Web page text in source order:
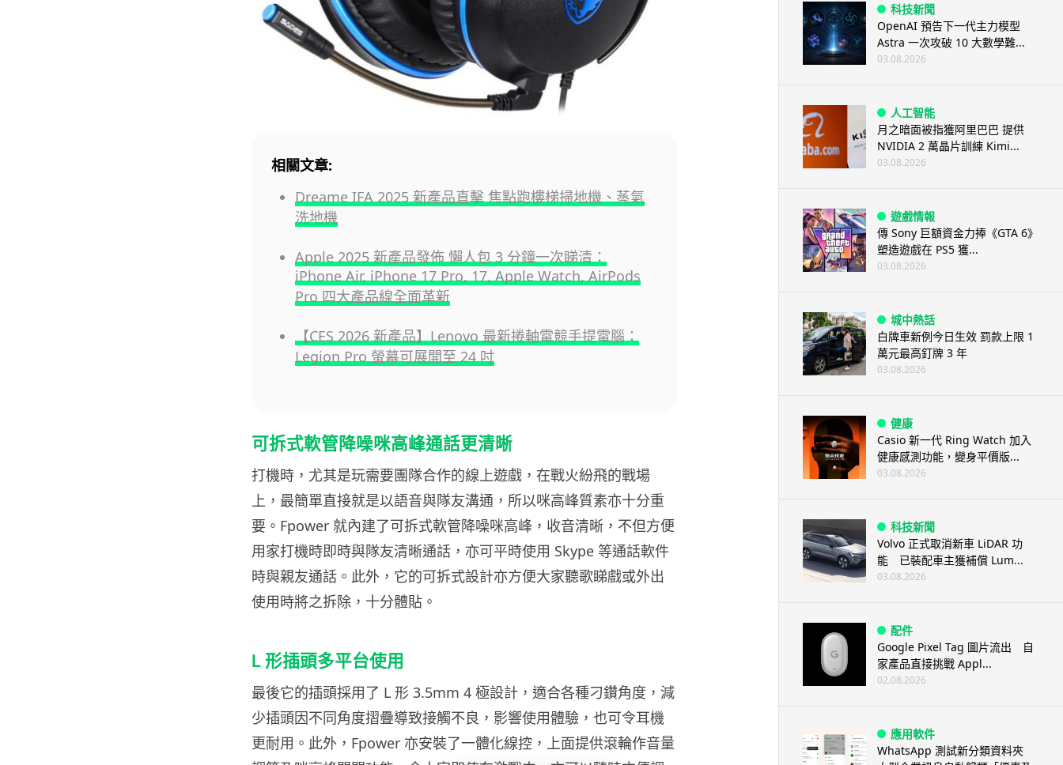
相關文章:
Dreame IFA 2025 新產品直擊 焦點跑樓梯掃地機、蒸氣
洗地機
Apple 2025 新產品發佈 懶人包 3 分鐘一次睇清：
iPhone Air, iPhone 17 Pro, 17, Apple Watch, AirPods
Pro 四大產品線全面革新
【CES 2026 新產品】Lenovo 最新捲軸電競手提電腦：
Legion Pro 螢幕可展開至 24 吋
可拆式軟管降噪咪高峰通話更清晰
打機時，尤其是玩需要團隊合作的線上遊戲，在戰火紛飛的戰場
上，最簡單直接就是以語音與隊友溝通，所以咪高峰質素亦十分重
要。Fpower 就內建了可拆式軟管降噪咪高峰，收音清晰，不但方便
用家打機時即時與隊友清晰通話，亦可平時使用 Skype 等通話軟件
時與親友通話。此外，它的可拆式設計亦方便大家聽歌睇戲或外出
使用時將之拆除，十分體貼。
L 形插頭多平台使用
最後它的插頭採用了 L 形 3.5mm 4 極設計，適合各種刁鑽角度，減
少插頭因不同角度摺疊導致接觸不良，影響使用體驗，也可令耳機
更耐用。此外，Fpower 亦安裝了一體化線控，上面提供滾輪作音量
科技新聞
OpenAI 預告下一代主力模型
Astra 一次攻破 10 大數學難...
03.08.2026
人工智能
月之暗面被指獲阿里巴巴 提供
NVIDIA 2 萬晶片訓練 Kimi...
03.08.2026
遊戲情報
傳 Sony 巨額資金力捧《GTA 6》
塑造遊戲在 PS5 獲...
03.08.2026
城中熱話
白牌車新例今日生效 罰款上限 1
萬元最高釘牌 3 年
03.08.2026
健康
Casio 新一代 Ring Watch 加入
健康感測功能，變身平價版...
03.08.2026
科技新聞
Volvo 正式取消新車 LiDAR 功
能 已裝配車主獲補償 Lum...
03.08.2026
配件
Google Pixel Tag 圖片流出 自
家產品直接挑戰 Appl...
02.08.2026
應用軟件
WhatsApp 測試新分類資料夾